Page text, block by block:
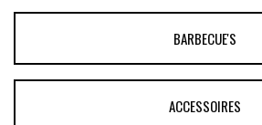
BARBECUE'S
ACCESSOIRES